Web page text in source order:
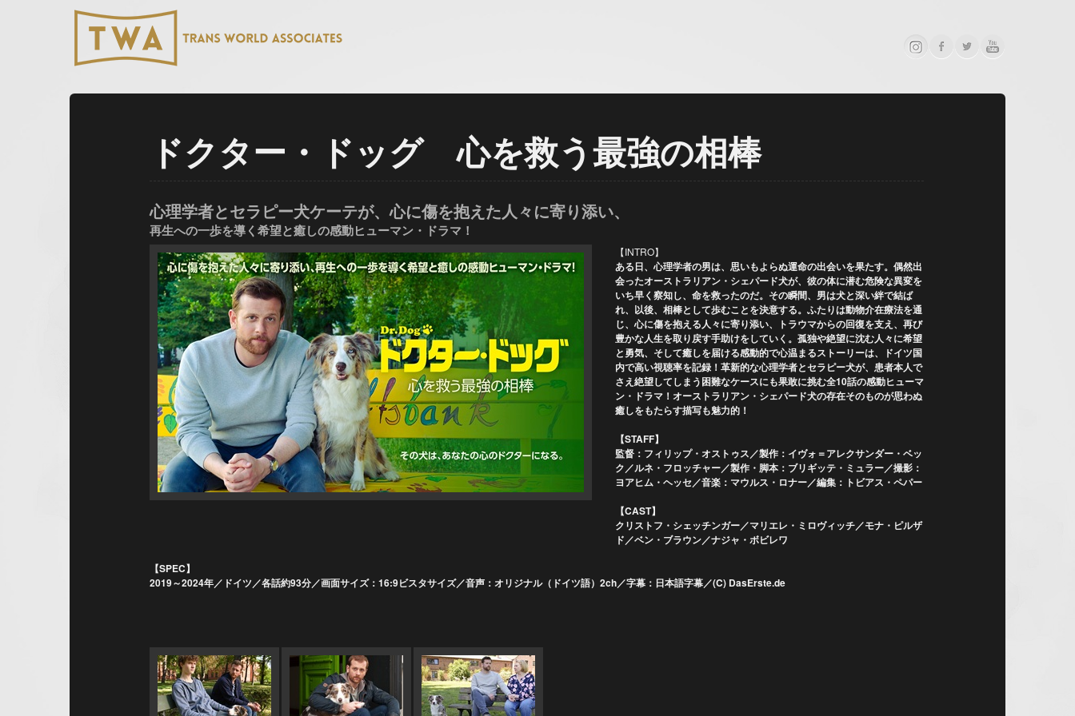
ドクター・ドッグ 心を救う最強の相棒
心理学者とセラピー犬ケーテが、心に傷を抱えた人々に寄り添い、
再生への一歩を導く希望と癒しの感動ヒューマン・ドラマ！
【INTRO】
ある日、心理学者の男は、思いもよらぬ運命の出会いを果たす。偶然出
会ったオーストラリアン・シェパード犬が、彼の体に潜む危険な異変を
いち早く察知し、命を救ったのだ。その瞬間、男は犬と深い絆で結ば
れ、以後、相棒として歩むことを決意する。ふたりは動物介在療法を通
じ、心に傷を抱える人々に寄り添い、トラウマからの回復を支え、再び
豊かな人生を取り戻す手助けをしていく。孤独や絶望に沈む人々に希望
と勇気、そして癒しを届ける感動的で心温まるストーリーは、ドイツ国
内で高い視聴率を記録！革新的な心理学者とセラピー犬が、患者本人で
さえ絶望してしまう困難なケースにも果敢に挑む全10話の感動ヒューマ
ン・ドラマ！オーストラリアン・シェパード犬の存在そのものが思わぬ
癒しをもたらす描写も魅力的！
【STAFF】
監督：フィリップ・オストゥス／製作：イヴォ＝アレクサンダー・ベッ
ク／ルネ・フロッチャー／製作・脚本：ブリギッテ・ミュラー／撮影：
ヨアヒム・ヘッセ／音楽：マウルス・ロナー／編集：トビアス・ペパー
【CAST】
クリストフ・シェッチンガー／マリエレ・ミロヴィッチ／モナ・ピルザ
ド／ベン・ブラウン／ナジャ・ボビレワ
【SPEC】
2019～2024年／ドイツ／各話約93分／画面サイズ：16:9ビスタサイズ／音声：オリジナル（ドイツ語）2ch／字幕：日本語字幕／(C) DasErste.de